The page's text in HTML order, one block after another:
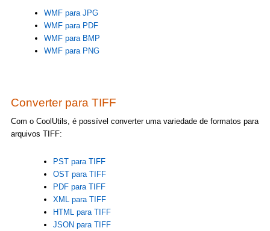
WMF para JPG
WMF para PDF
WMF para BMP
WMF para PNG
Converter para TIFF
Com o CoolUtils, é possível converter uma variedade de formatos para
arquivos TIFF:
PST para TIFF
OST para TIFF
PDF para TIFF
XML para TIFF
HTML para TIFF
JSON para TIFF